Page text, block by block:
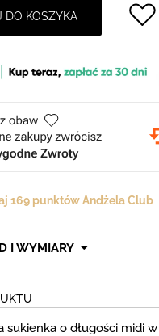
DO KOSZYKA
169 punktów Andżela Club
I WYMIARY
sukienka o długości midi w